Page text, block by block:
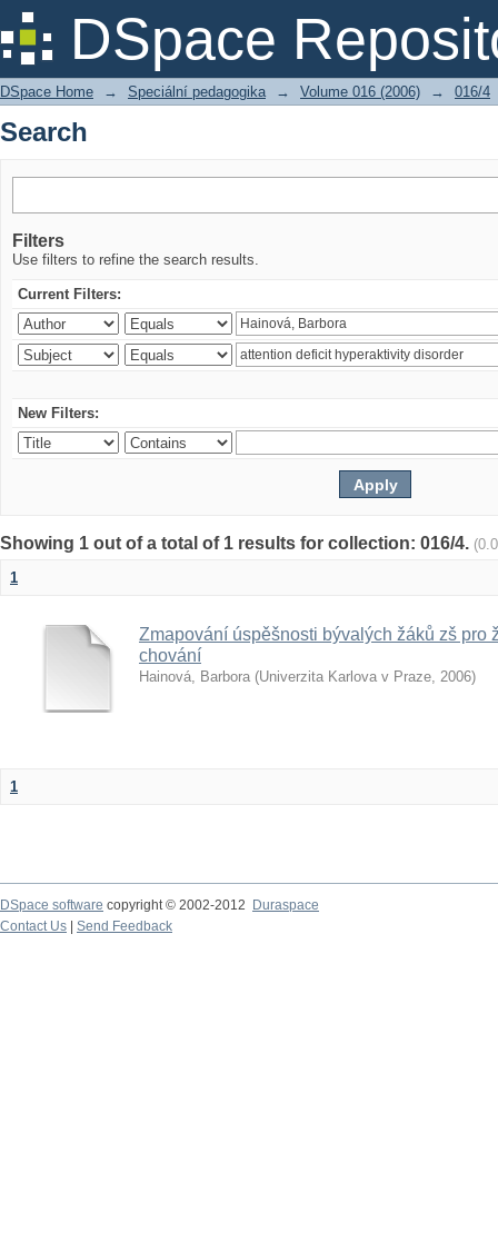
DSpace
Search
DSpace Home → Speciální pedagogika → Volume 016 (2006) → 016/4
Search
Filters
Use filters to refine the search results.
Current Filters:
New Filters:
Showing 1 out of a total of 1 results for collection: 016/4.
1
Zmapování úspěšnosti bývalých žáků zš pro
chování
Hainová, Barbora (Univerzita Karlova v Praze, 2006)
1
DSpace software copyright © 2002-2012
Duraspace
Contact Us
Send Feedback